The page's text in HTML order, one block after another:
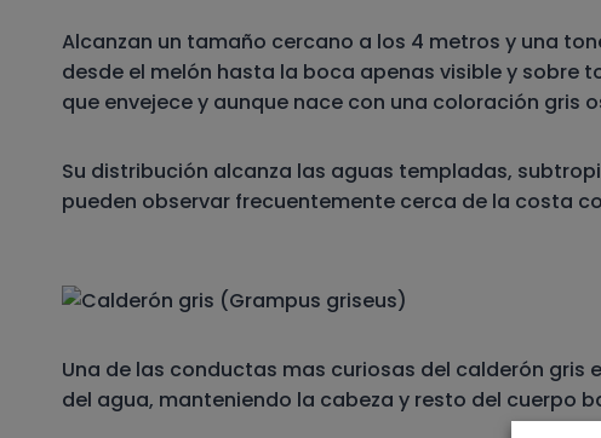
Alcanzan un tamaño cercano a los 4 metros y una
desde el melón hasta la boca apenas visible y sobre
que envejece y aunque nace con una coloración gris
Su distribución alcanza las aguas templadas,
pueden observar frecuentemente cerca de la costa
Una de las conductas mas curiosas del calderón
del agua, manteniendo la cabeza y resto del cuerpo